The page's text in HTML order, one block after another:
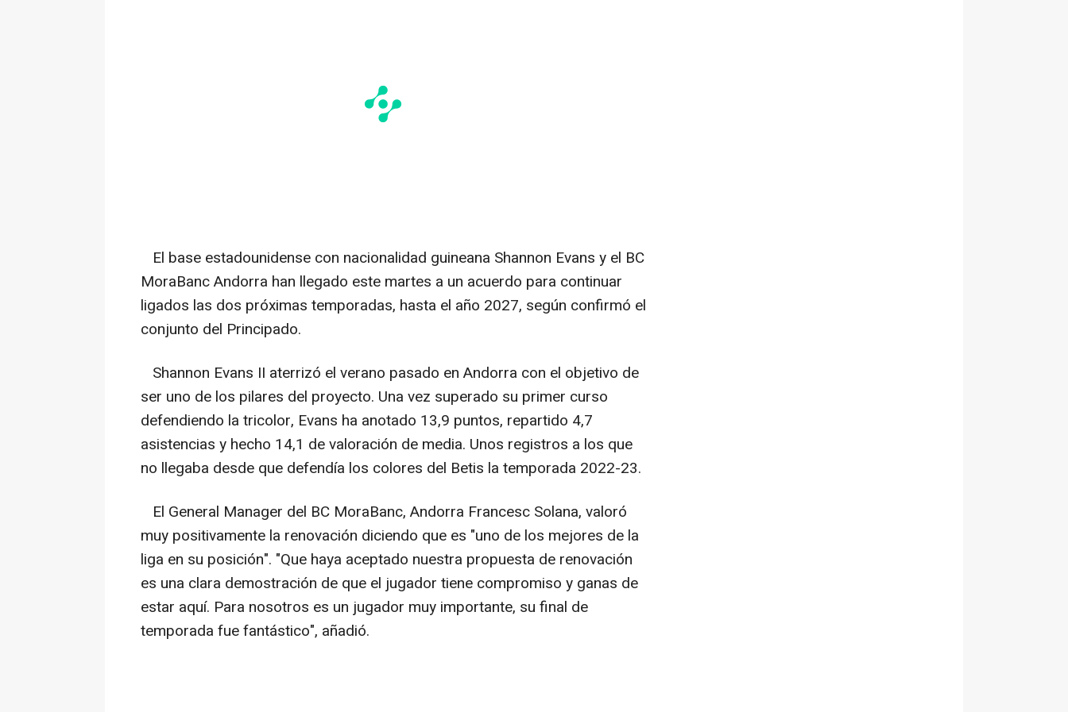
El base estadounidense con nacionalidad guineana Shannon Evans y el BC
MoraBanc Andorra han llegado este martes a un acuerdo para continuar
ligados las dos próximas temporadas, hasta el año 2027, según confirmó el
conjunto del Principado.
Shannon Evans II aterrizó el verano pasado en Andorra con el objetivo de
ser uno de los pilares del proyecto. Una vez superado su primer curso
defendiendo la tricolor, Evans ha anotado 13,9 puntos, repartido 4,7
asistencias y hecho 14,1 de valoración de media. Unos registros a los que
no llegaba desde que defendía los colores del Betis la temporada 2022-23.
El General Manager del BC MoraBanc, Andorra Francesc Solana, valoró
muy positivamente la renovación diciendo que es "uno de los mejores de la
liga en su posición". "Que haya aceptado nuestra propuesta de renovación
es una clara demostración de que el jugador tiene compromiso y ganas de
estar aquí. Para nosotros es un jugador muy importante, su final de
temporada fue fantástico", añadió.